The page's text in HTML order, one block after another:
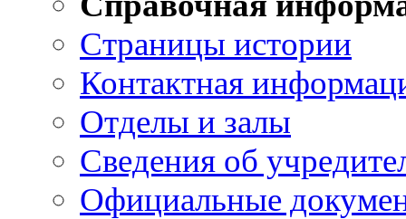
Страницы истории
Контактная
Отделы и залы
Сведения об
Официальные